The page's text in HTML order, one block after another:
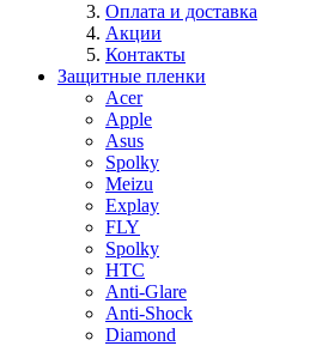
Оплата и доставка
Акции
Контакты
Защитные пленки
Acer
Apple
Asus
Spolky
Meizu
Explay
FLY
Spolky
HTC
Anti-Glare
Anti-Shock
Diamond